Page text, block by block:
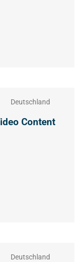
Deutschland
Content
Deutschland